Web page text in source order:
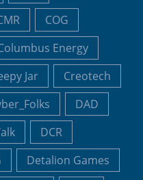
COG
Energy
Jar
Creotech
DAD
DCR
Detalion Games